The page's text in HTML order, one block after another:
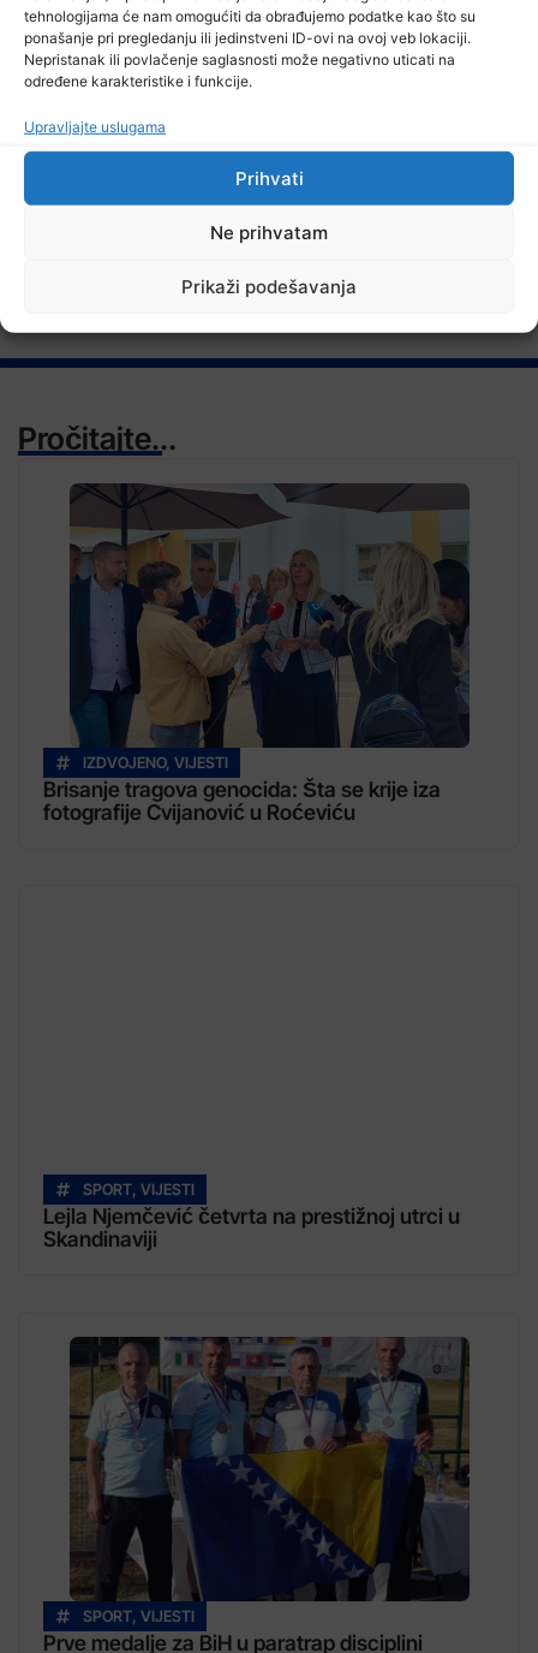
tehnologijama će nam omogućiti da obrađujemo podatke kao što su
ponašanje pri pregledanju ili jedinstveni ID-ovi na ovoj veb lokaciji.
Nepristanak ili povlačenje saglasnosti može negativno uticati na
određene karakteristike i funkcije.
Upravljajte uslugama
Prihvati
Ne prihvatam
Prikaži podešavanja
Stručnjaci – Uz nizak nivo količine vode u rijekama, najveći
problem netretirane komunalne otpadne vode
TV RASPORED
Pročitajte...
IZDVOJENO, VIJESTI
Brisanje tragova genocida: Šta se krije iza
fotografije Cvijanović u Roćeviću
SPORT VIJESTI
Lejla Njemčević četvrta na prestižnoj utrci u
Skandinaviji
SPORT VIJESTI
Prve medalje za BiH u paratrap disciplini